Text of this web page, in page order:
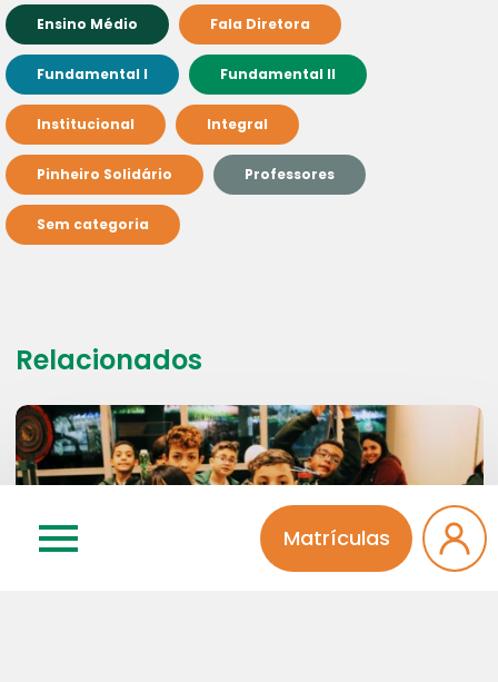
Matrículas
Ensino Médio Fala Diretora
Fundamental I Fundamental II
Institucional Integral
Pinheiro Solidário Professores
Sem categoria
Relacionados